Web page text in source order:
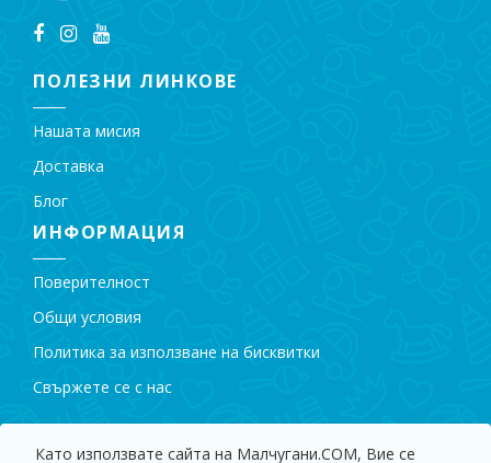
Като използвате сайта на Малчугани.COM, Вие се
ПОЛЕЗНИ ЛИНКОВЕ
Нашата мисия
Доставка
Блог
ИНФОРМАЦИЯ
Поверителност
Общи условия
Политика за използване на бисквитки
Свържете се с нас